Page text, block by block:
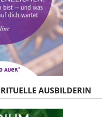
AUSBILDERIN